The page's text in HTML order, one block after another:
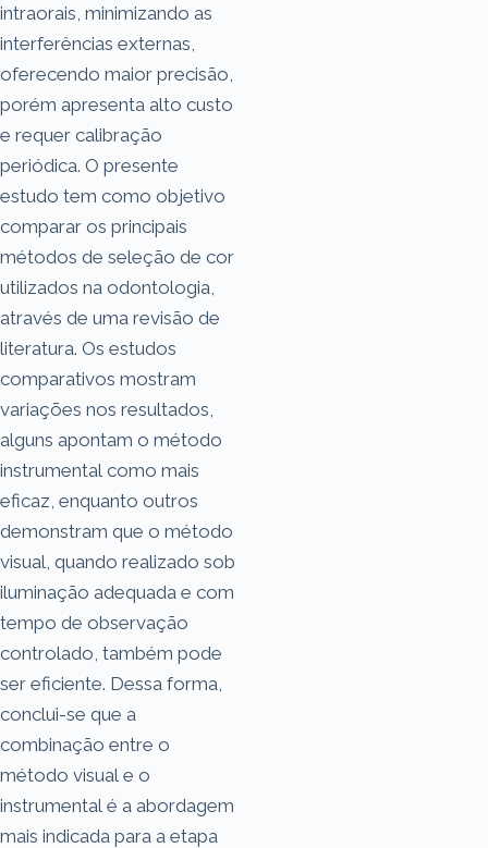
intraorais, minimizando as
interferências externas,
oferecendo maior precisão,
porém apresenta alto custo
e requer calibração
periódica. O presente
estudo tem como objetivo
comparar os principais
métodos de seleção de cor
utilizados na odontologia,
através de uma revisão de
literatura. Os estudos
comparativos mostram
variações nos resultados,
alguns apontam o método
instrumental como mais
eficaz, enquanto outros
demonstram que o método
visual, quando realizado sob
iluminação adequada e com
tempo de observação
controlado, também pode
ser eficiente. Dessa forma,
conclui-se que a
combinação entre o
método visual e o
instrumental é a abordagem
mais indicada para a etapa